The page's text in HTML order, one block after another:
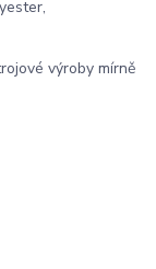
výroby mírně